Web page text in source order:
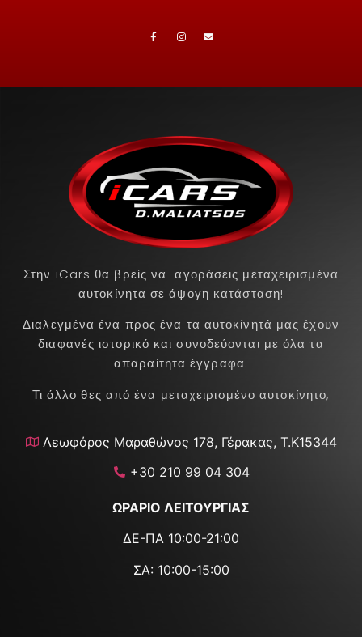
Στην iCars θα βρείς να αγοράσεις μεταχειρισμένα
αυτοκίνητα σε άψογη κατάσταση!
Διαλεγμένα ένα προς ένα τα αυτοκίνητά μας έχουν
διαφανές ιστορικό και συνοδεύονται με όλα τα
απαραίτητα έγγραφα.
Τι άλλο θες από ένα μεταχειρισμένο αυτοκίνητο;
Λεωφόρος Μαραθώνος 178, Γέρακας, Τ.Κ15344
+30 210 99 04 304
ΩΡΑΡΙΟ ΛΕΙΤΟΥΡΓΙΑΣ
ΔΕ-ΠΑ 10:00-21:00
ΣΑ: 10:00-15:00